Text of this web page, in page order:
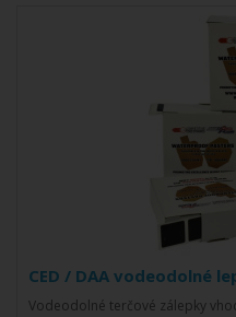
CED / DAA vodeodolné
Vodeodolné terčové zálepky